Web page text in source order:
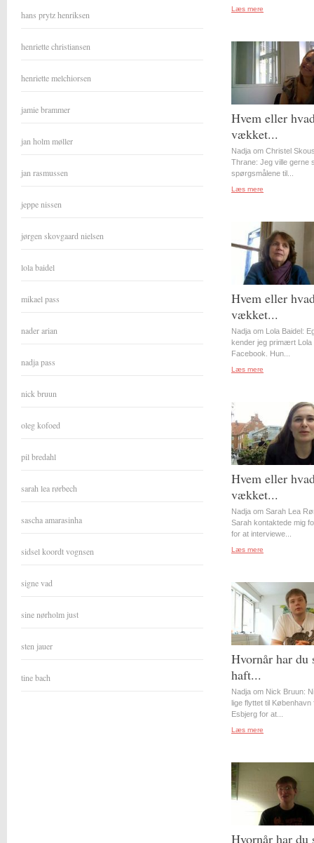
hans prytz henriksen
henriette christiansen
henriette melchiorsen
jamie brammer
jan holm møller
jan rasmussen
jeppe nissen
jørgen skovgaard nielsen
lola baidel
mikael pass
nader arian
nadja pass
nick bruun
oleg kofoed
pil bredahl
sarah lea rørbech
sascha amarasinha
sidsel koordt vognsen
signe vad
sine nørholm just
sten jauer
tine bach
Læs mere
Hvem eller
vækket...
Nadja om Christel
Thrane: Jeg ville gerne
spørgsmålene til...
Læs mere
Hvem eller
vækket...
Nadja om Lola Baidel:
kender jeg primært Lola
Facebook. Hun...
Læs mere
Hvem eller
vækket...
Nadja om Sarah Lea
Sarah kontaktede mig
for at interviewe...
Læs mere
Hvornår har du
haft...
Nadja om Nick Bruun:
lige flyttet til København
Esbjerg for at...
Læs mere
Hvornår har du